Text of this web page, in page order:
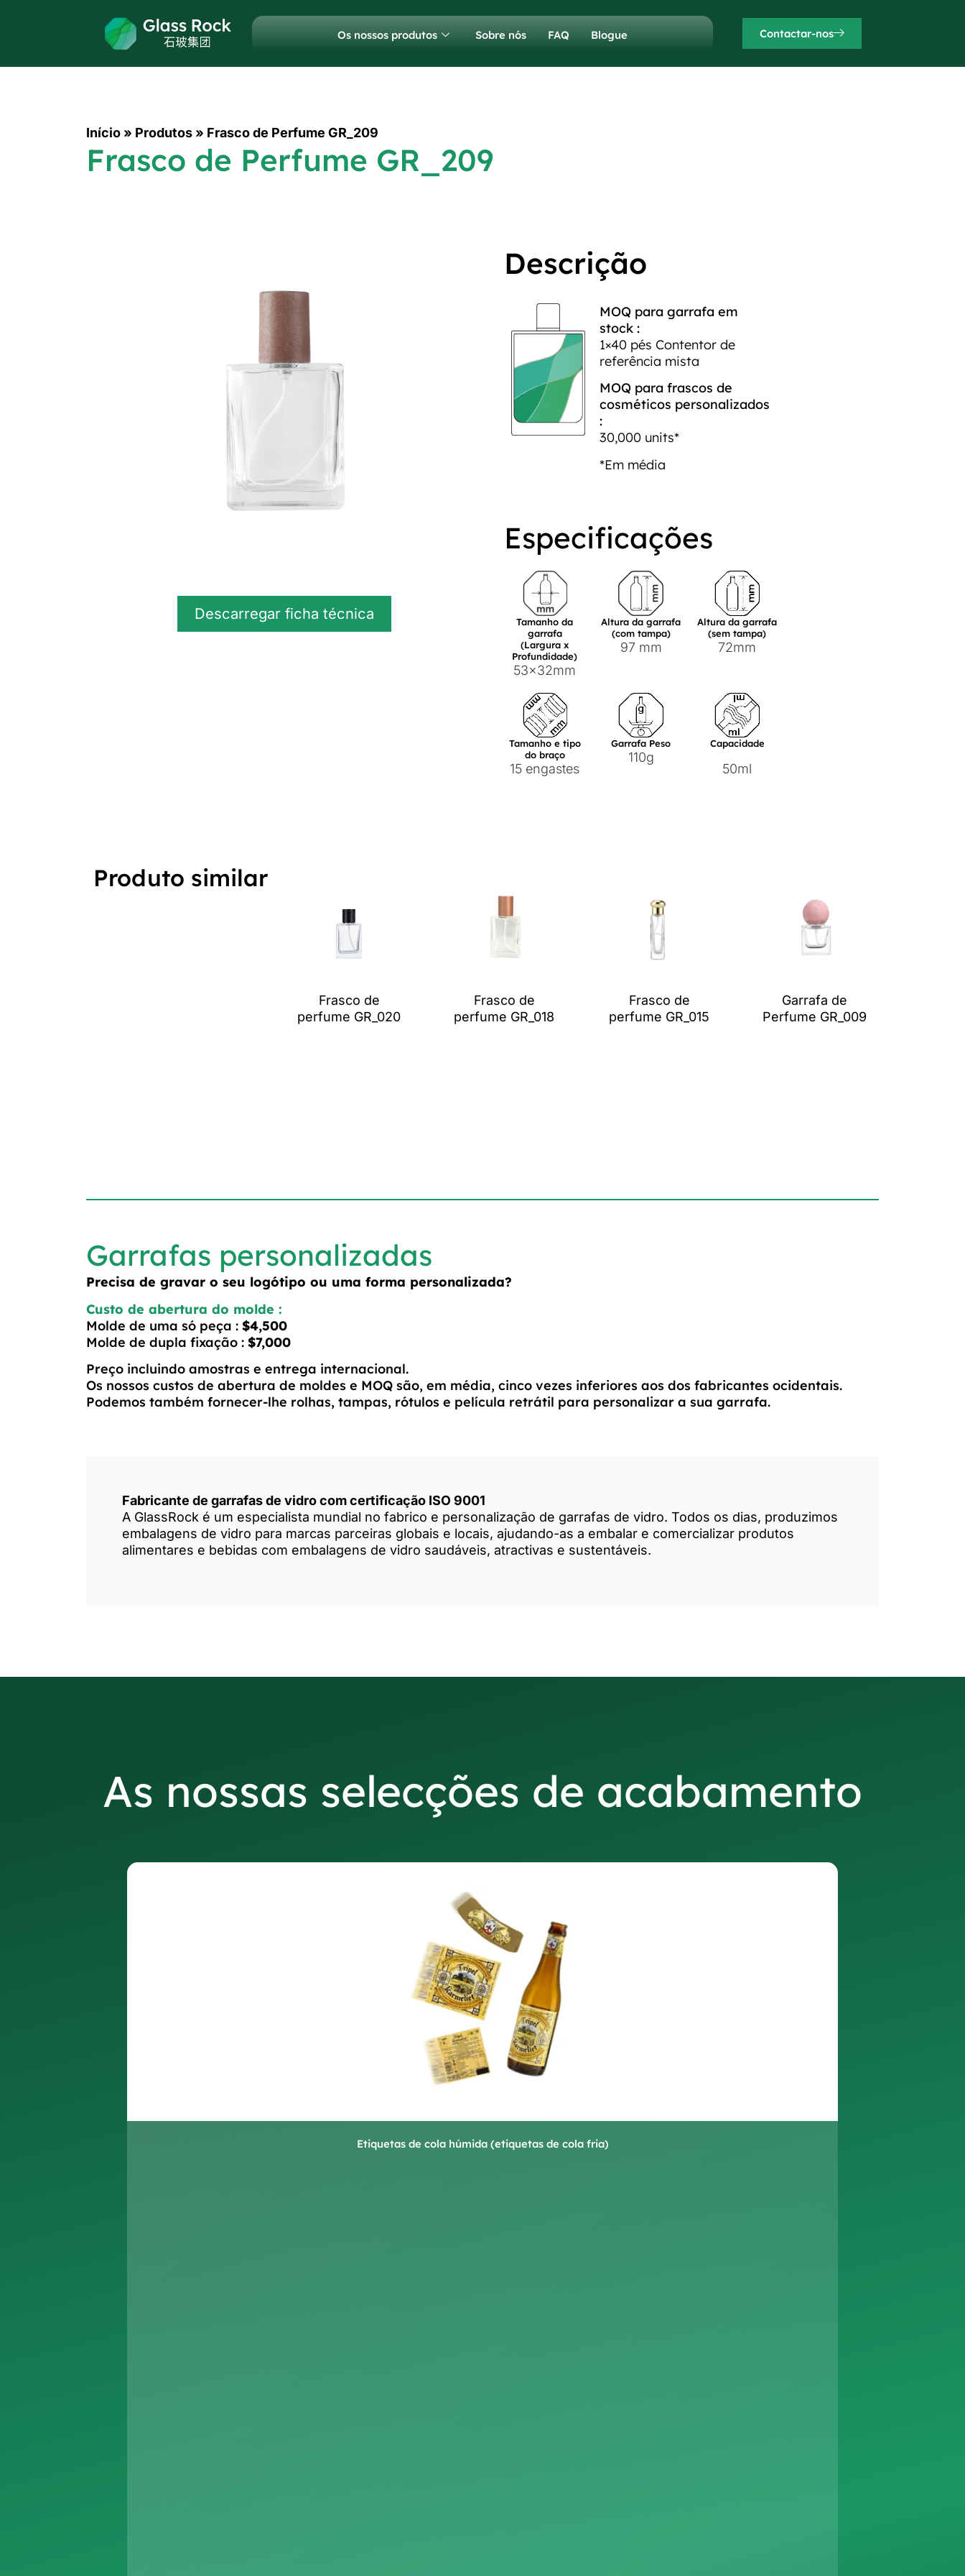
Os nossos produtos Sobre nós FAQ Blogue Contactar-nos
Início » Produtos » Frasco de Perfume GR_209
Frasco de Perfume GR_209
Descarregar ficha técnica
Descrição
MOQ para garrafa em
stock :
1×40 pés Contentor de
referência mista
MOQ para frascos de
cosméticos personalizados
:
30,000 units*
*Em média
Especificações
Tamanho da
garrafa
(Largura x
Profundidade)
53x32mm
Altura da garrafa
(com tampa)
97 mm
Altura da garrafa
(sem tampa)
72mm
Tamanho e tipo
do braço
15 engastes
Garrafa Peso
110g
Capacidade
50ml
Produto similar
Frasco de
perfume GR_020
Frasco de
perfume GR_018
Frasco de
perfume GR_015
Garrafa de
Perfume GR_009
Garrafas personalizadas
Precisa de gravar o seu logótipo ou uma forma personalizada?
Custo de abertura do molde :
Molde de uma só peça : $4,500
Molde de dupla fixação : $7,000
Preço incluindo amostras e entrega internacional.
Os nossos custos de abertura de moldes e MOQ são, em média, cinco vezes inferiores aos dos fabricantes ocidentais.
Podemos também fornecer-lhe rolhas, tampas, rótulos e película retrátil para personalizar a sua garrafa.
Fabricante de garrafas de vidro com certificação ISO 9001
A GlassRock é um especialista mundial no fabrico e personalização de garrafas de vidro. Todos os dias, produzimos
embalagens de vidro para marcas parceiras globais e locais, ajudando-as a embalar e comercializar produtos
alimentares e bebidas com embalagens de vidro saudáveis, atractivas e sustentáveis.
As nossas selecções de acabamento
Etiquetas de cola húmida (etiquetas de cola fria)